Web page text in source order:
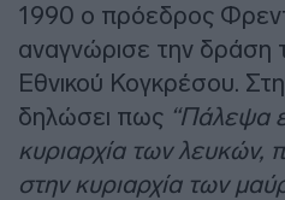
1990 ο πρόεδρος
αναγνώρισε την δράση
Εθνικού Κογκρέσου.
δηλώσει πως “Πάλεψα
κυριαρχία των λευκών,
στην κυριαρχία των